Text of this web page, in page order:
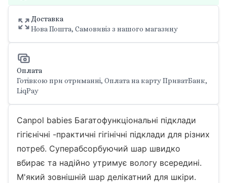
Доставка
Нова Пошта, Самовивіз з нашого магазину
Оплата
Готівкою при отриманні, Оплата на карту ПриватБанк,
LiqPay
Canpol babies Багатофункціональні підклади
гігієнічні -практичні гігінічні підклади для різних
потреб. Суперабсорбуючий шар швидко
вбирає та надійно утримує вологу всередині.
М'який зовнішній шар делікатний для шкіри.